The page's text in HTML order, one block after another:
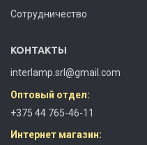
Сотрудничество
КОНТАКТЫ
interlamp.srl@gmail.com
Оптовый отдел:
+375 44 765-46-11
Интернет магазин: